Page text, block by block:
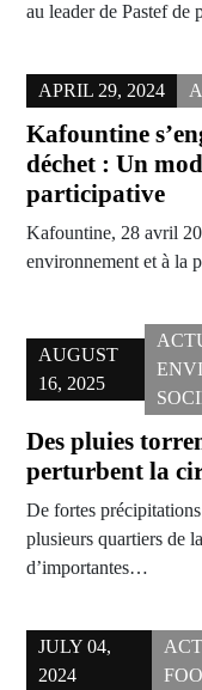
au leader de Pastef
APRIL 29, 2024
Kafountine
déchet : Un
participative
Kafountine, 28 avril
environnement et à la
AUGUST
16, 2025
Des pluies
perturbent la
De fortes
plusieurs quartiers de
d’importantes…
JULY 04,
2024